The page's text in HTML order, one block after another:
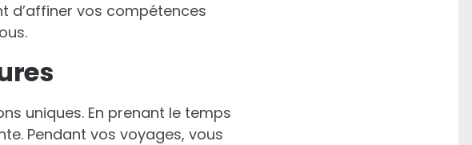
d’affiner vos compétences
uniques. En prenant le temps
Pendant vos voyages, vous